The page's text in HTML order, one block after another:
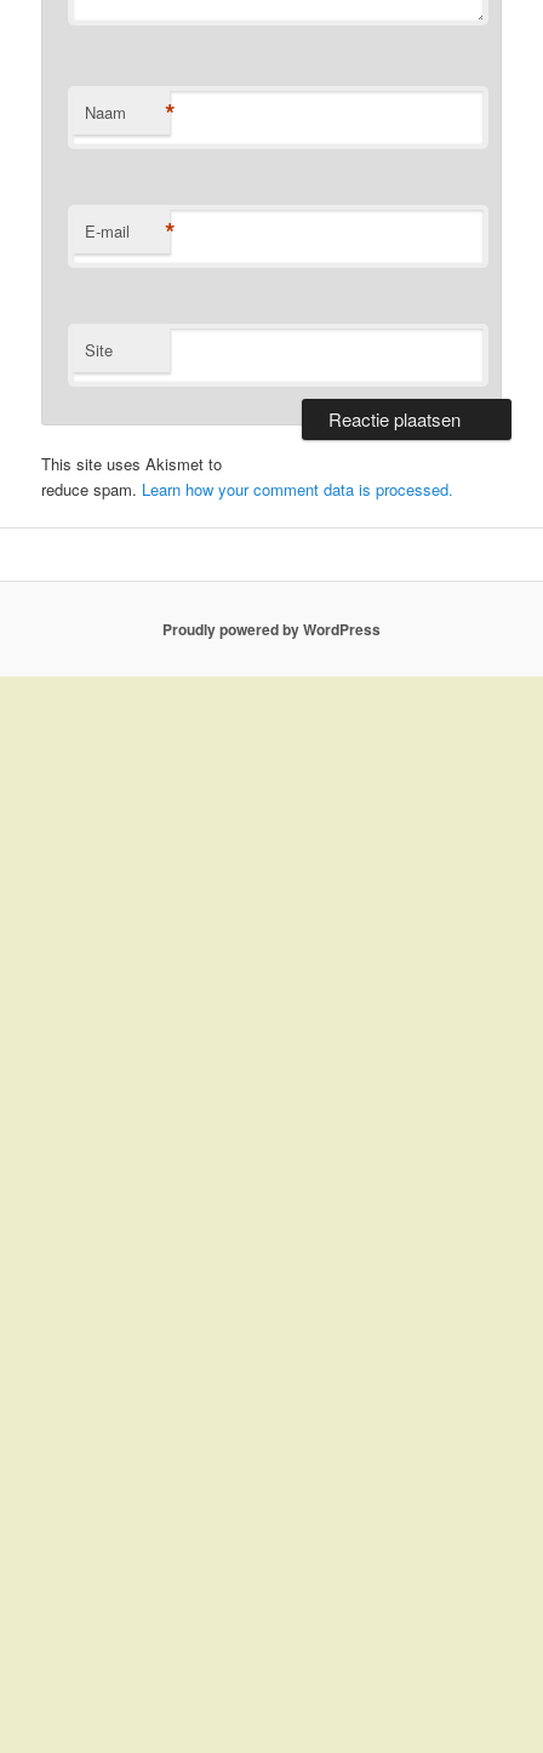
Naam *
E-mail *
Site
This site uses Akismet to
reduce spam. Learn how your comment data is processed.
Proudly powered by WordPress